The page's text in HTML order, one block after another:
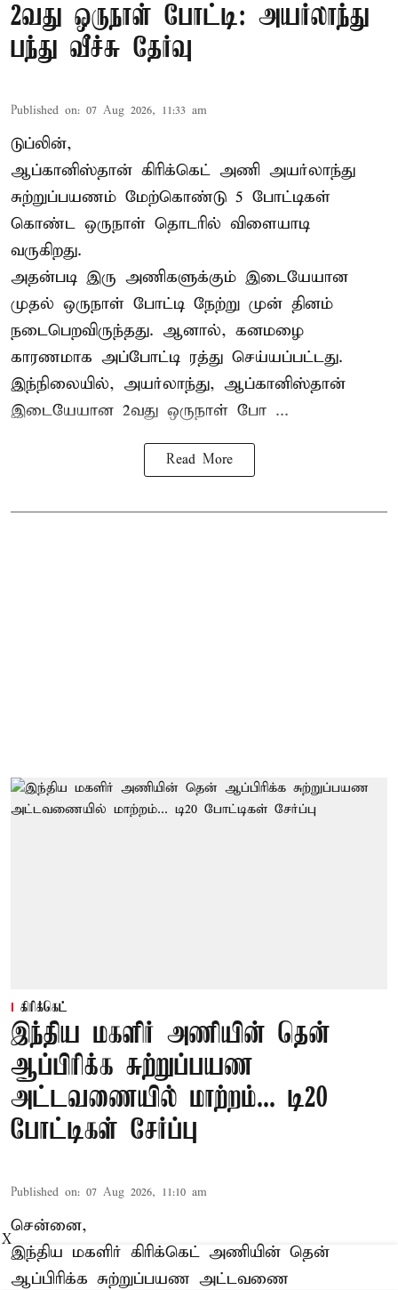
2வது ஒருநாள் போட்டி: அயர்லாந்து
பந்து வீச்சு தேர்வு
Published on: 07 Aug 2026, 11:33 am
டுப்லின்,
ஆப்கானிஸ்தான் கிரிக்கெட் அணி அயர்லாந்து
சுற்றுப்பயணம் மேற்கொண்டு 5 போட்டிகள்
கொண்ட ஒருநாள் தொடரில் விளையாடி
வருகிறது.
அதன்படி இரு அணிகளுக்கும் இடையேயான
முதல் ஒருநாள் போட்டி நேற்று முன் தினம்
நடைபெறவிருந்தது. ஆனால், கனமழை
காரணமாக அப்போட்டி ரத்து செய்யப்பட்டது.
இந்நிலையில், அயர்லாந்து, ஆப்கானிஸ்தான்
இடையேயான 2வது ஒருநாள் போ ...
Read More
கிரிக்கெட்
இந்திய மகளிர் அணியின் தென்
ஆப்பிரிக்க சுற்றுப்பயண
அட்டவணையில் மாற்றம்... டி20
போட்டிகள் சேர்ப்பு
Published on: 07 Aug 2026, 11:10 am
சென்னை,
இந்திய மகளிர் கிரிக்கெட் அணியின் தென்
ஆப்பிரிக்க சுற்றுப்பயண அட்டவணை
X